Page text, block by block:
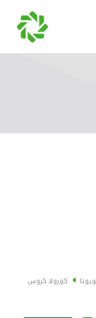
كورولا كروس